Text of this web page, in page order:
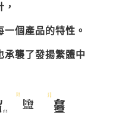
個產品的特性。
承襲了發揚繁體中